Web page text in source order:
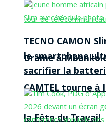
Drame à
CAMTEL tourne
la Fête du Travail
TECNO CAMON
le smartphone
sacrifier la